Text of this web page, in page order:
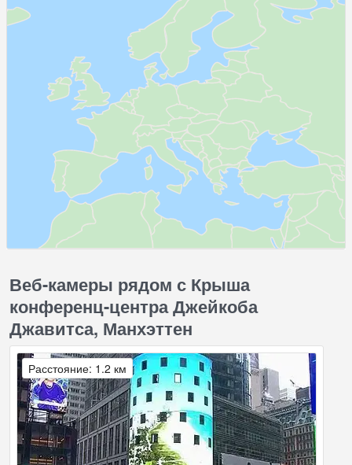
Веб-камеры рядом с Крыша
конференц-центра Джейкоба
Джавитса, Манхэттен
Расстояние: 1.2 км